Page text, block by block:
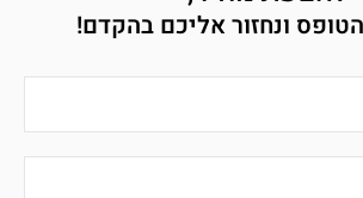
ונחזור אליכם בהקדם!